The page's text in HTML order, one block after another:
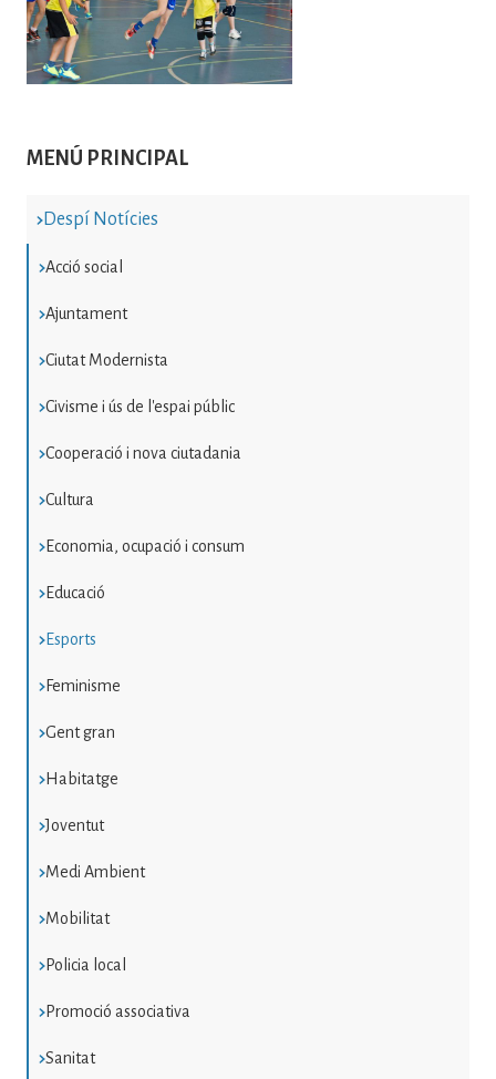
MENÚ PRINCIPAL
Despí Notícies
Acció social
Ajuntament
Ciutat Modernista
Civisme i ús de l'espai públic
Cooperació i nova ciutadania
Cultura
Economia, ocupació i consum
Educació
Esports
Feminisme
Gent gran
Habitatge
Joventut
Medi Ambient
Mobilitat
Policia local
Promoció associativa
Sanitat